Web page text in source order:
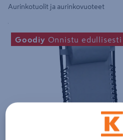
Aurinkotuolit ja aurinkovuoteet
Yksityiskohtainen kuvaus
Goodiy Onnistu edullisesti